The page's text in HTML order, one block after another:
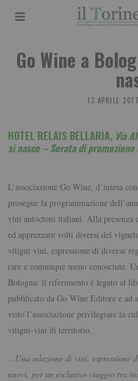
Go Wine a
13 APRILE 2017
HOTEL RELAIS BELLARIA, Via
si nasce – Serata di promozione
L’associazione Go Wine, d’intesa
prosegue la programmazione
vini autoctoni italiani. Alla presenza
ed apprezzare volti diversi del
vitigni vini, espressione di diverse
rare e comunque meno conosciute.
Bologna: il riferimento è legato al
pubblicato da Go Wine Editore e ad
visto l’associazione privilegiare la
vitigni-vini di territorio.
…Una selezione di vini, espressione
nuovi, per un esclusivo viaggio tra